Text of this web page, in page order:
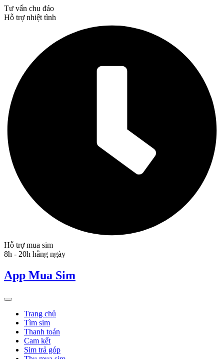
Tư vấn chu đáo
Hỗ trợ nhiệt tình
Hỗ trợ mua sim
8h - 20h hằng ngày
App Mua Sim
Trang chủ
Tìm sim
Thanh toán
Cam kết
Sim trả góp